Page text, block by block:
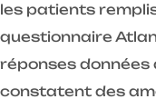
les patients
questionnaire
réponses
constatent des